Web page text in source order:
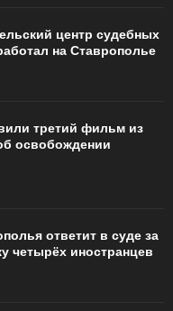
центр судебных
на Ставрополье
третий фильм из
освобождении
ответит в суде за
четырёх иностранцев